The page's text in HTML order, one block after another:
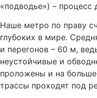
«подводье») – процесс
Наше метро по праву
глубоких в мире.
и перегонов – 60 м,
неустойчивые и
проложены и на
трассы проходят под